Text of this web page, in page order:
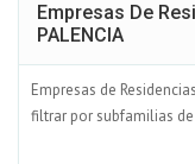
Empresas De
PALENCIA
Empresas de
filtrar por subfamilias de